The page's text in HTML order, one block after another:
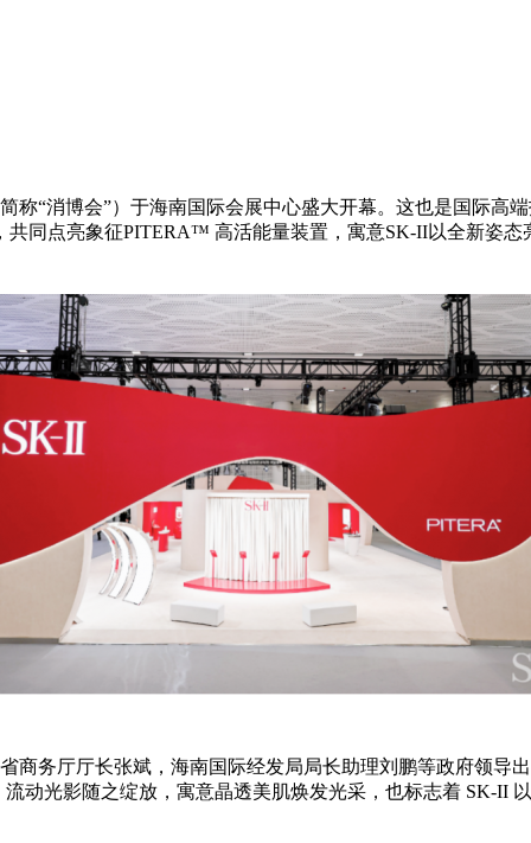
称“消博会”）于海南国际会展中心盛大开幕。这也是国际高
同点亮象征PITERA™ 高活能量装置，寓意SK-II以全新姿
商务厅厅长张斌，海南国际经发局局长助理刘鹏等政府领导
动光影随之绽放，寓意晶透美肌焕发光采，也标志着 SK-II